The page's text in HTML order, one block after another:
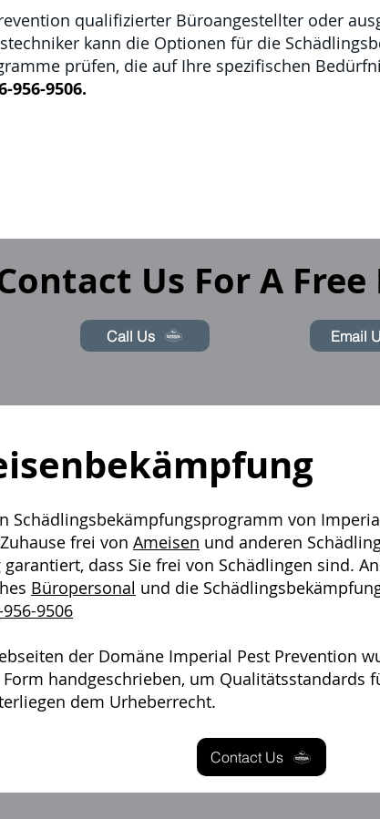
qualifizierter Büroangestellter oder
kann die Optionen für die
prüfen, die auf Ihre spezifischen
956-9506.
Us For A
Call Us Email
Schädlingsbekämpfungsprogramm von
frei von Ameisen und anderen
dass Sie frei von Schädlingen sind.
Büropersonal und die
9506
der Domäne Imperial Pest Prevention
handgeschrieben, um Qualitätsstandards
dem Urheberrecht.
Contact Us